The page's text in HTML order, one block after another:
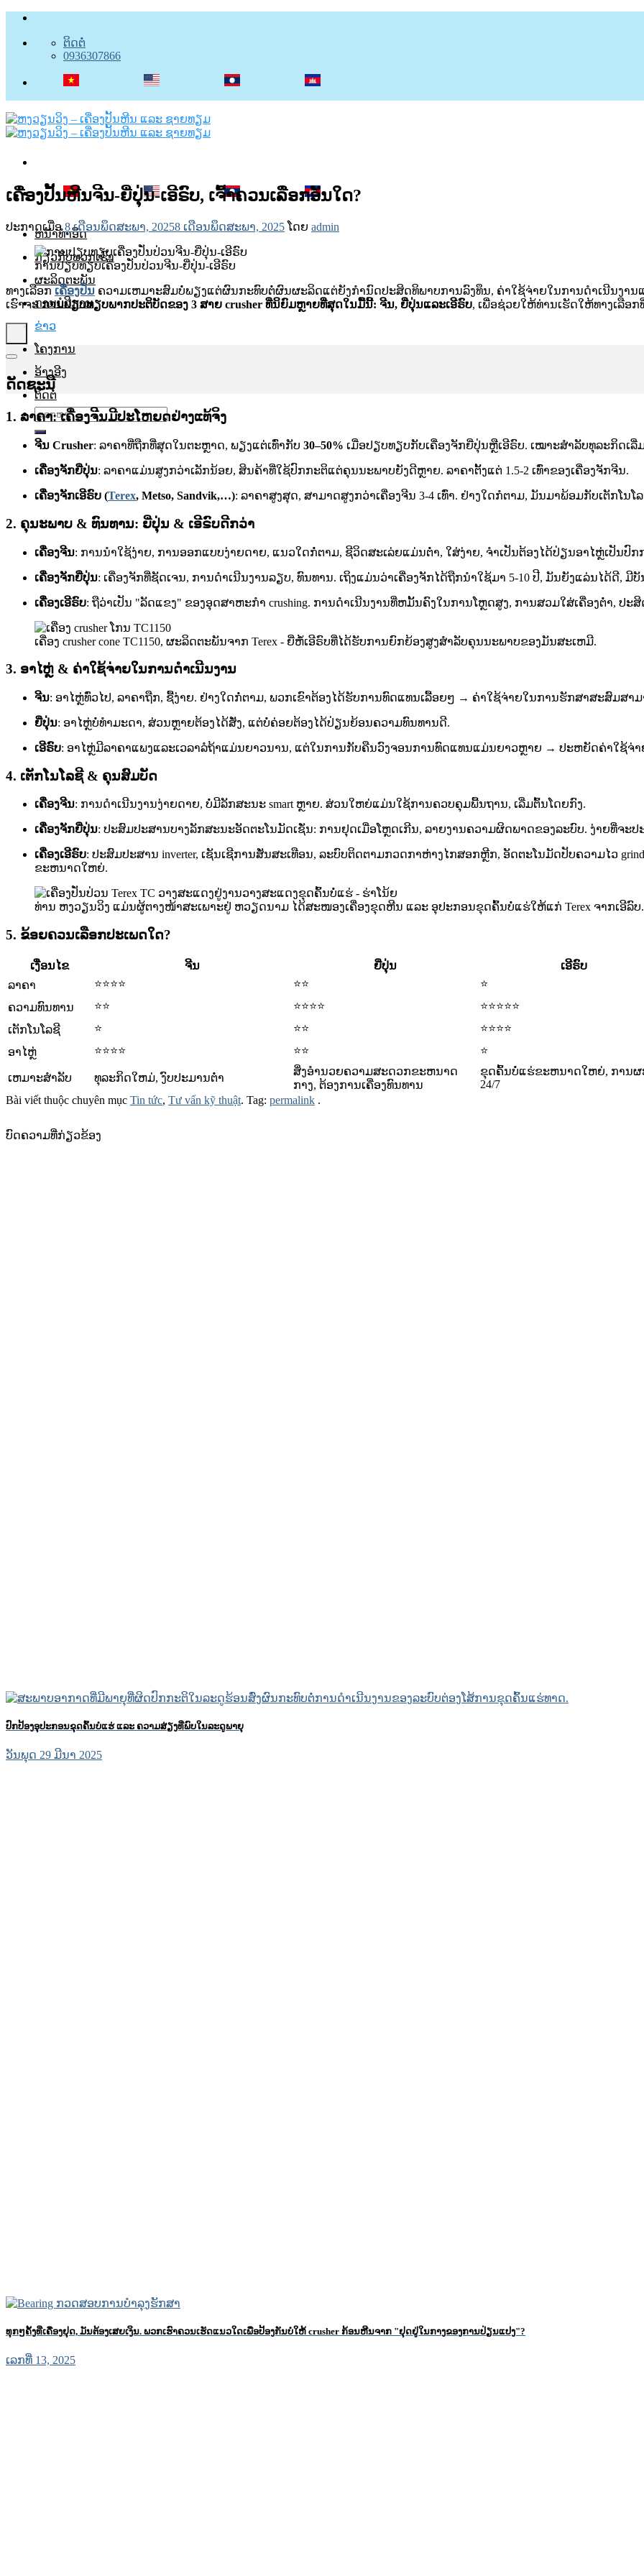
ຂ້າມ
ຕິດຕໍ່
0936307866
ຫນ້າທໍາອິດ
ກ່ຽວກັບພວກເຮົາ
ຜະລິດຕະພັນ
ການບໍລິການ
ຂ່າວ
ໂຄງການ
ອ້າງອີງ
ຕິດຕໍ່
ຊອກ
ເຄື່ອງປັ້ນຫີນຈີນ-ຍີ່ປຸ່ນ-ເອີຣົບ, ເຈົ້າຄວນເລືອກອັນໃດ?
ປະກາດເມື່ອ8 ເດືອນພຶດສະພາ, 20258 ເດືອນພຶດສະພາ, 2025 ໂດຍ admin
ການປຽບທຽບເຄື່ອງປັ່ນປ່ວນຈີນ-ຍີ່ປຸ່ນ-ເອີຣົບ
ທາງເລືອກ ເຄື່ອງປັ່ນ ຄວາມເຫມາະສົມບໍ່ພຽງແຕ່ຜົນກະທົບຕໍ່ຜົນຜະລິດແຕ່ຍັງກໍານົດປະສິດທິພາບການລົງທຶນ, ຄ່າໃຊ້ຈ່າຍໃນການດໍາເນີນງາ
ເຮົາຈະການປຽບທຽບພາກປະຕິບັດຂອງ 3 ສາຍ crusher ທີ່ນິຍົມຫຼາຍທີ່ສຸດໃນມື້ນີ້: ຈີນ, ຍີ່ປຸ່ນແລະເອີຣົບ, ເພື່ອຊ່ວຍໃຫ້ທ່ານເຮັດໃຫ້ທາງເລືອ
ດັດຊະນີ
1. ລາຄາ: ເຄື່ອງຈີນມີປະໂຫຍດຢ່າງແທ້ຈິງ
ຈີນ Crusher: ລາຄາທີ່ຖືກທີ່ສຸດໃນຕະຫຼາດ, ພຽງແຕ່ເທົ່າກັບ 30–50% ເມື່ອປຽບທຽບກັບເຄື່ອງຈັກຍີ່ປຸ່ນຫຼືເອີຣົບ. ເໝາະສຳລັບທຸລະກິດເ
ເຄື່ອງຈັກຍີ່ປຸ່ນ: ລາຄາແມ່ນສູງກວ່າເລັກນ້ອຍ, ສິນຄ້າທີ່ໃຊ້ປົກກະຕິແຕ່ຄຸນນະພາບຍັງດີຫຼາຍ. ລາຄາຕັ້ງແຕ່ 1.5-2 ເທົ່າຂອງເຄື່ອງຈັກຈີນ.
ເຄື່ອງຈັກເອີຣົບ (Terex, Metso, Sandvik,…): ລາຄາສູງສຸດ, ສາມາດສູງກວ່າເຄື່ອງຈີນ 3-4 ເທົ່າ. ຢ່າງໃດກໍຕາມ, ມັນມາພ້ອມກັບເຕັກໂ
2. ຄຸນະພາບ & ທົນທານ: ຍີ່ປຸ່ນ & ເອີຣົບດີກວ່າ
ເຄື່ອງຈີນ: ການນໍາໃຊ້ງ່າຍ, ການອອກແບບງ່າຍດາຍ, ແນວໃດກໍ່ຕາມ, ຊີວິດສະເລ່ຍແມ່ນຕ່ໍາ, ໃສ່ງ່າຍ, ຈໍາເປັນຕ້ອງໄດ້ປ່ຽນອາໄຫຼ່ເປັນປົ
ເຄື່ອງຈັກຍີ່ປຸ່ນ: ເຄື່ອງຈັກທີ່ຊັດເຈນ, ການດໍາເນີນງານລຽບ, ທົນທານ. ເຖິງແມ່ນວ່າເຄື່ອງຈັກໄດ້ຖືກນໍາໃຊ້ມາ 5-10 ປີ, ມັນຍັງແລ່ນໄດ້ດີ
ເຄື່ອງເອີຣົບ: ຖືວ່າເປັນ "ລັດແຂງ" ຂອງອຸດສາຫະກໍາ crushing. ການດໍາເນີນງານທີ່ຫມັ້ນຄົງໃນການໂຫຼດສູງ, ການສວມໃສ່ເຄື່ອງຕ່ໍາ, ປະ
ເຄື່ອງ crusher cone TC1150, ຜະລິດຕະພັນຈາກ Terex - ຍີ່ຫໍ້ເອີຣົບທີ່ໄດ້ຮັບການຍົກຍ້ອງສູງສໍາລັບຄຸນນະພາບຂອງມັນສະເຫມີ.
3. ອາໄຫຼ່ & ຄ່າໃຊ້ຈ່າຍໃນການດໍາເນີນງານ
ຈີນ: ອາໄຫຼ່ທົ່ວໄປ, ລາຄາຖືກ, ຊື້ງ່າຍ. ຢ່າງໃດກໍ່ຕາມ, ພວກເຂົາຕ້ອງໄດ້ຮັບການທົດແທນເລື້ອຍໆ → ຄ່າໃຊ້ຈ່າຍໃນການຮັກສາສະສົມສາ
ຍີ່ປຸ່ນ: ອາໄຫຼ່ບໍ່ທຳມະດາ, ສ່ວນຫຼາຍຕ້ອງໄດ້ສັ່ງ, ແຕ່ບໍ່ຄ່ອຍຕ້ອງໄດ້ປ່ຽນຍ້ອນຄວາມທົນທານດີ.
ເອີຣົບ: ອາໄຫຼ່ມີລາຄາແພງແລະເວລາລໍຖ້າແມ່ນຍາວນານ, ແຕ່ໃນການກັບຄືນວົງຈອນການທົດແທນແມ່ນຍາວຫຼາຍ → ປະຫຍັດຄ່າໃຊ້ຈ່າ
4. ເຕັກໂນໂລຊີ & ຄຸນສົມບັດ
ເຄື່ອງຈີນ: ການ​ດໍາ​ເນີນ​ງານ​ງ່າຍ​ດາຍ​, ບໍ່​ມີ​ລັກ​ສະ​ນະ smart ຫຼາຍ​. ສ່ວນໃຫຍ່ແມ່ນໃຊ້ການຄວບຄຸມພື້ນຖານ, ເລີ່ມຕົ້ນໂດຍກົງ.
ເຄື່ອງຈັກຍີ່ປຸ່ນ: ປະສົມປະສານບາງລັກສະນະອັດຕະໂນມັດເຊັ່ນ: ການຢຸດເມື່ອໂຫຼດເກີນ, ລາຍງານຄວາມຜິດພາດຂອງລະບົບ. ງ່າຍທີ່ຈະ
ເຄື່ອງເອີຣົບ: ປະສົມປະສານ inverter, ເຊັນເຊີການສັ່ນສະເທືອນ, ລະບົບຕິດຕາມກວດກາຫ່າງໄກສອກຫຼີກ, ອັດຕະໂນມັດປັບຄວາມໄວ
ຂະຫນາດໃຫຍ່.
ທ່ານ ຫງວຽນ​ວິງ ​ແມ່ນ​ຜູ້​ຕາງ​ໜ້າ​ສະ​ເພາະ​ຢູ່ ຫວຽດນາມ ​ໄດ້​ສະໜອງ​ເຄື່ອງ​ຂຸດ​ຫີນ ​ແລະ ອຸປະກອນ​ຂຸດ​ຄົ້ນ​ບໍ່​ແຮ່​ໃຫ້​ແກ່ Terex ຈາກ​ເອີ​ລົບ.
5. ຂ້ອຍຄວນເລືອກປະເພດໃດ?
ເງື່ອນໄຂ ຈີນ ຍີ່ປຸ່ນ
ເອີຣົບ
ລາຄາ
⭐⭐⭐⭐ ⭐⭐
⭐
ຄວາມທົນທານ
⭐⭐ ⭐⭐⭐⭐
⭐⭐⭐⭐⭐
ເຕັກໂນໂລຊີ
⭐ ⭐⭐
⭐⭐⭐⭐
ອາໄຫຼ່
⭐⭐⭐⭐ ⭐⭐ ⭐
ເຫມາະສໍາລັບ ທຸລະກິດໃຫມ່, ງົບປະມານຕ່ໍາ
ສິ່ງອໍານວຍຄວາມສະດວກຂະຫນາດ
ກາງ, ຕ້ອງການເຄື່ອງທົນທານ
ຂຸດຄົ້ນບໍ່ແຮ່ຂະຫນາດໃຫຍ່, ການຜ
24/7
Bài viết thuộc chuyên mục Tin tức, Tư vấn kỹ thuật. Tag: permalink .
ບົດຄວາມທີ່ກ່ຽວຂ້ອງ
ປົກປ້ອງອຸປະກອນຂຸດຄົ້ນບໍ່ແຮ່ ແລະ ຄວາມສ່ຽງທີ່ພົບໃນລະດູພາຍຸ
ວັນພຸດ 29 ມີນາ 2025
ທຸກໆຄັ້ງທີ່ເຄື່ອງຢຸດ, ມັນຕ້ອງເສຍເງິນ. ພວກ​ເຮົາ​ຄວນ​ເຮັດ​ແນວ​ໃດ​ເພື່ອ​ປ້ອງ​ກັນ​ບໍ່​ໃຫ້ crusher ກ້ອນ​ຫີນ​ຈາກ "ຢຸດ​ຢູ່​ໃນ​ກາງ​ຂອງ​ການ​ປ່ຽນ​ແປງ​"​?
ເລກທີ່ 13, 2025